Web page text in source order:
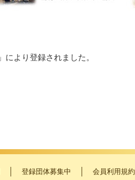
」により登録されました。
登録団体募集中 会員利用規約